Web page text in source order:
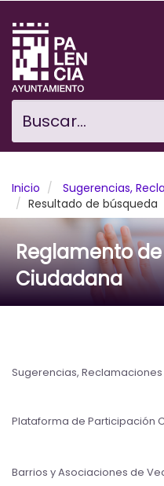
contenido
principal
Buscar...
Ciudad
El Ayuntamiento
Noticias
Planificación Ciudad
Areas municipales
Tramita
Inicio
Sugerencias,
Resultado de búsqueda
Reglamento
Ciudadana
Sugerencias,
Plataforma de Participación
Barrios y Asociaciones de